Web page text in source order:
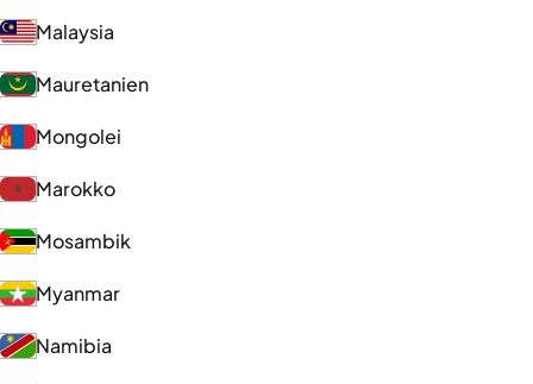
Malaysia
Mauretanien
Mongolei
Marokko
Mosambik
Myanmar
Namibia